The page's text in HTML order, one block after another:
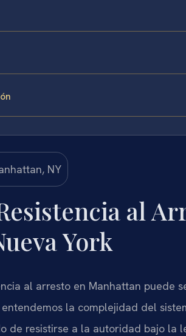
al
York
al arresto en Manhattan puede
entendemos la complejidad del
de resistirse a la autoridad bajo la